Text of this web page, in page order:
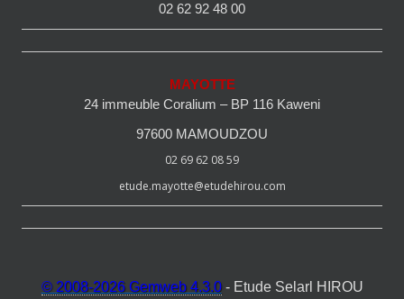
02 62 92 48 00
MAYOTTE
24 immeuble Coralium – BP 116 Kaweni
97600 MAMOUDZOU
02 69 62 08 59
etude.mayotte@etudehirou.com
© 2008-2026 Gemweb 4.3.0- Etude Selarl HIROU